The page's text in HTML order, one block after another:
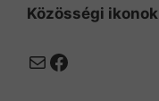
Közösségi ikonok
MailFacebook